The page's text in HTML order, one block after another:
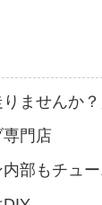
ませんか？
専門店
部もチュ